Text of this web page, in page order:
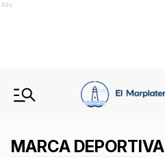
Ads
MARCA DEPORTIVA